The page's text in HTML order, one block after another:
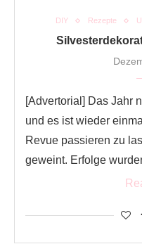
DIY Rezepte
[Advertorial] Das Jahr
und es ist wieder
Revue passieren zu
geweint. Erfolge